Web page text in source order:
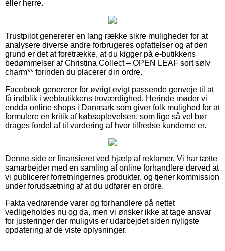
eller herre.
Trustpilot genererer en lang række sikre muligheder for at
analysere diverse andre forbrugeres opfattelser og af den
grund er det at foretrække, at du kigger på e-butikkens
bedømmelser af Christina Collect – OPEN LEAF sort sølv
charm** forinden du placerer din ordre.
Facebook genererer for øvrigt evigt passende genveje til at
få indblik i webbutikkens troværdighed. Herinde møder vi
endda online shops i Danmark som giver folk mulighed for at
formulere en kritik af købsoplevelsen, som lige så vel bør
drages fordel af til vurdering af hvor tilfredse kunderne er.
Denne side er finansieret ved hjælp af reklamer. Vi har tætte
samarbejder med en samling af online forhandlere derved at
vi publicerer forretningernes produkter, og tjener kommission
under forudsætning af at du udfører en ordre.
Fakta vedrørende varer og forhandlere på nettet
vedligeholdes nu og da, men vi ønsker ikke at tage ansvar
for justeringer der muligvis er udarbejdet siden nyligste
opdatering af de viste oplysninger.